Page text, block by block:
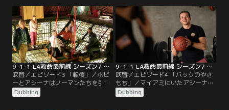
ン・アドベンチャー』がトラウマで
船旅に積極的ではなかった。そんな
中、以前担当した事件の当事者の夫
婦、ローラとノーマンに再会する
が…。
通信手段が絶たれたうえに、爆破に
より船が傾き始めてしまう…。一
方、ヘンは交通事故の対処を巡って
隊長代理の任を解かれる。相談のた
めにアシーナに電話をするが留守電
に。
9-1-1 LA救命最前線 シーズン7 第03話／吹替
吹替／エピソード3 「転覆」／ボビ
ーとアシーナはノーマンたちを引き
連れて脱出のため再び上へ向かう。
途中、取り残された息子コーリーを
Dubbing
9-1-1 LA救命最前線 シーズン7 第04話／吹替
吹替／エピソード4 「バックのやき
もち」／マイアミにいたアシーナの
息子ハリーが突然アシーナとボビー
の元を訪れる。突然の訪問にアシー
Dubbing